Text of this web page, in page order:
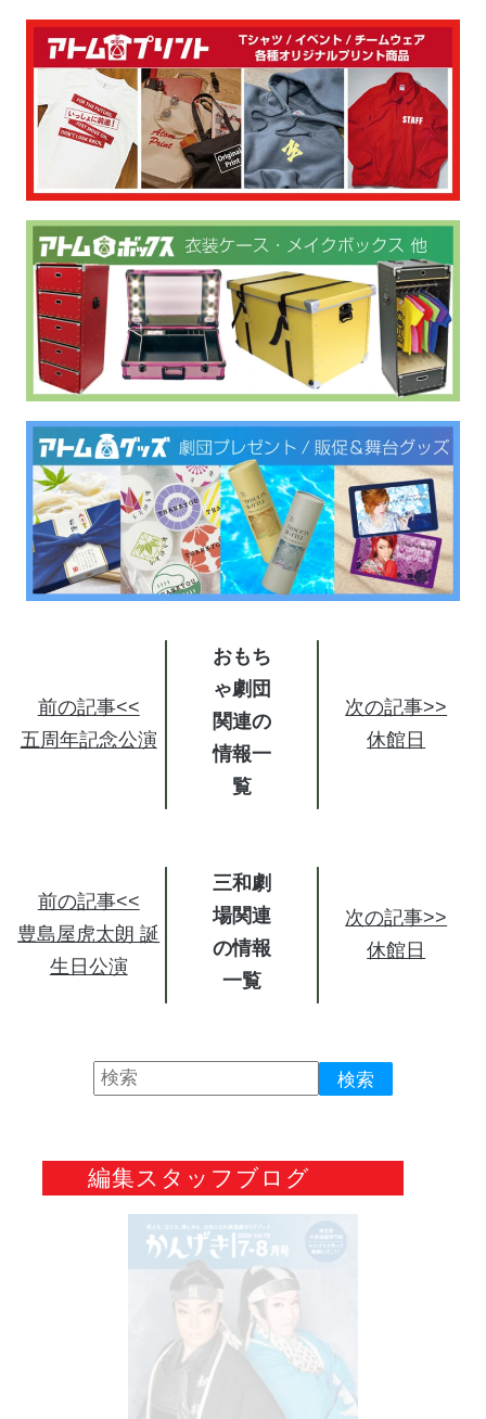
前の記事<<
五周年記念公演
おもち
ゃ劇団
関連の
情報
次の記事>>
休館日
前の記事<<
豊島屋虎太朗 誕
生日公演
三和劇
場関連
の情報
次の記事>>
休館日
編集スタッフブログ